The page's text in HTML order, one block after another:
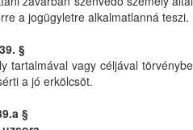
a jogügyletre alkalmatlanná teszi.
39. §
tartalmával vagy céljával törvénybe
a jó erkölcsöt.
§